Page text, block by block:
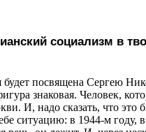
социализм в
посвящена Сергею
знаковая. Человек,
И, надо сказать, что
ситуацию: в 1944-м году,